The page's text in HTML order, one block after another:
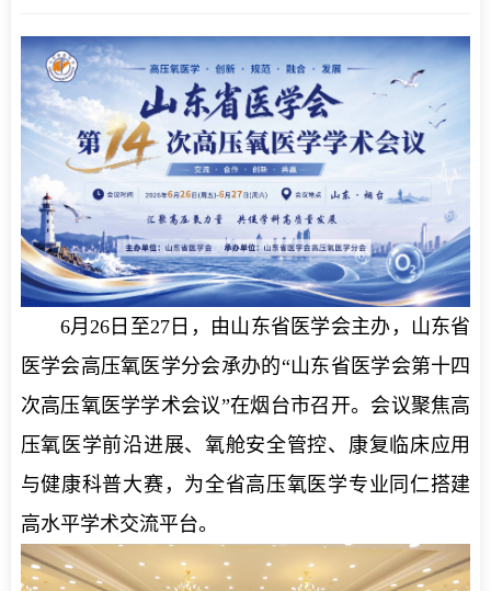
6月26日至27日，由山东省医学会主办，山东省
医学会高压氧医学分会承办的“山东省医学会第十四
次高压氧医学学术会议”在烟台市召开。会议聚焦高
压氧医学前沿进展、氧舱安全管控、康复临床应用
与健康科普大赛，为全省高压氧医学专业同仁搭建
高水平学术交流平台。